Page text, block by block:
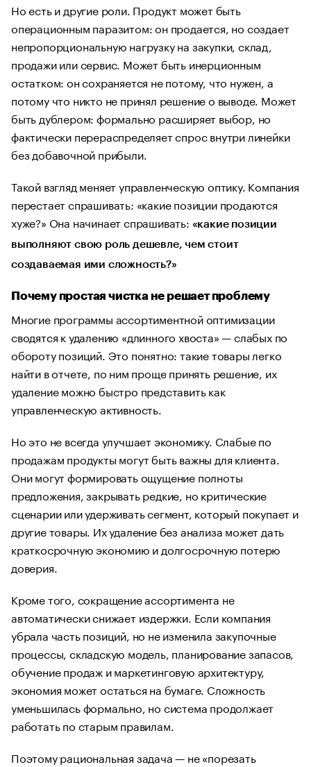
Но есть и другие роли. Продукт может быть
операционным паразитом: он продается, но создает
непропорциональную нагрузку на закупки, склад,
продажи или сервис. Может быть инерционным
остатком: он сохраняется не потому, что нужен, а
потому что никто не принял решение о выводе. Может
быть дублером: формально расширяет выбор, но
фактически перераспределяет спрос внутри линейки
без добавочной прибыли.
Такой взгляд меняет управленческую оптику. Компания
перестает спрашивать: «какие позиции продаются
хуже?» Она начинает спрашивать: «какие позиции
выполняют свою роль дешевле, чем стоит
создаваемая ими сложность?»
Почему простая чистка не решает проблему
Многие программы ассортиментной оптимизации
сводятся к удалению «длинного хвоста» — слабых по
обороту позиций. Это понятно: такие товары легко
найти в отчете, по ним проще принять решение, их
удаление можно быстро представить как
управленческую активность.
Но это не всегда улучшает экономику. Слабые по
продажам продукты могут быть важны для клиента.
Они могут формировать ощущение полноты
предложения, закрывать редкие, но критические
сценарии или удерживать сегмент, который покупает и
другие товары. Их удаление без анализа может дать
краткосрочную экономию и долгосрочную потерю
доверия.
Кроме того, сокращение ассортимента не
автоматически снижает издержки. Если компания
убрала часть позиций, но не изменила закупочные
процессы, складскую модель, планирование запасов,
обучение продаж и маркетинговую архитектуру,
экономия может остаться на бумаге. Сложность
уменьшилась формально, но система продолжает
работать по старым правилам.
Поэтому рациональная задача — не «порезать